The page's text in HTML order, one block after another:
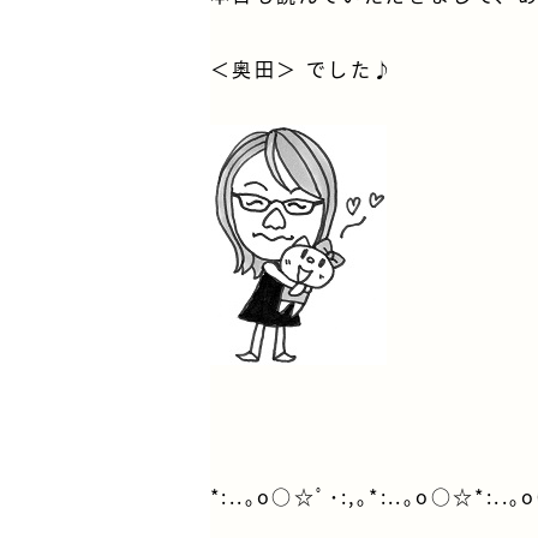
＜奥田 ＞ でした♪
*:..｡o○☆ﾟ･:,｡*:..｡o○☆*:..｡